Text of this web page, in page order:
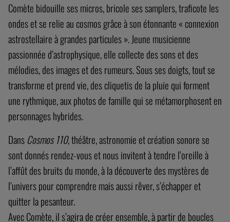
Comète bidouille ses micros, bricole ses samplers, traficote les
ondes et se relie au cosmos grâce à son étonnante « connexion
astrostellaire à grandes particules ». Jeune musicienne
passionnée d’astrophysique, elle collecte des sons et des
mélodies, des images et des rumeurs. Sous ses doigts, tout se
transforme et prend vie, des cliquetis de la pluie qui forment
une rythmique, aux photos de famille qui se métamorphosent en
personnages hybrides.
Dans Cosmos 110, théâtre, astronomie et création sonore se
sont donnés rendez-vous et nous invitent à tendre l’oreille à
l’affût des bruits du monde, à la découverte des mystères de
l’univers pour comprendre mais aussi rêver, s’échapper et
quitter la pesanteur.
Avec Comète, il s’agira de créer ensemble, à partir de boucles